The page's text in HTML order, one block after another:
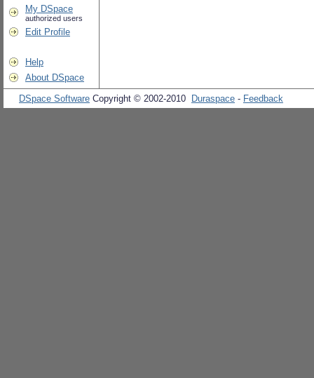
My DSpace
authorized users
Edit Profile
Help
About DSpace
DSpace Software Copyright © 2002-2010 Duraspace - Feedback